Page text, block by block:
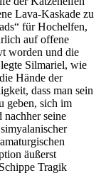
Lava-Kaskade zu
für Hochelfen,
auf offene
worden und die
Silmariel, wie
Hände der
dass man sein
geben, sich im
nachher seine
äußerst
Tragik